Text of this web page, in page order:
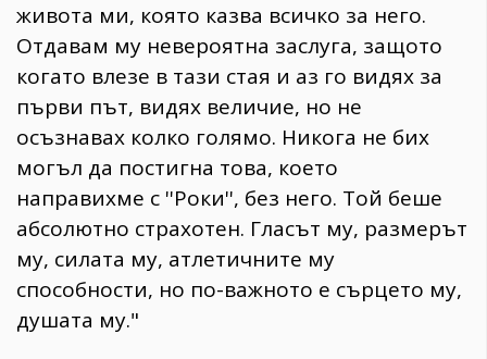
живота ми, която казва всичко за него.
Отдавам му невероятна заслуга, защото
когато влезе в тази стая и аз го видях за
първи път, видях величие, но не
осъзнавах колко голямо. Никога не бих
могъл да постигна това, което
направихме с ''Роки'', без него. Той беше
абсолютно страхотен. Гласът му, размерът
му, силата му, атлетичните му
способности, но по-важното е сърцето му,
душата му."